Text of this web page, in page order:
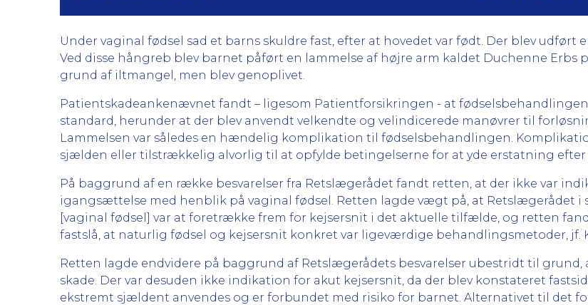
Under vaginal fødsel sad et barns skuldre fast, efter at hovedet var født. Der blev udført
Ved disse hångreb blev barnet påført en lammelse af højre arm kaldet Duchenne Erbs
grund af iltmangel, men blev genoplivet.
Patientskadeankenævnet fandt – ligesom Patientforsikringen - at
standard, herunder at der blev anvendt velkendte og velindicerede manøvrer til
Lammelsen var således en hændelig komplikation til fødselsbehandlingen.
sjælden eller tilstrækkelig alvorlig til at opfylde betingelserne for at yde erstatning efter
På baggrund af en række besvarelser fra Retslægerådet fandt retten, at der ikke var
igangsættelse med henblik på vaginal fødsel. Retten lagde vægt på, at Retslægerådet i
[vaginal fødsel] var at foretrække frem for kejsersnit i det aktuelle tilfælde, og retten
fastslå, at naturlig fødsel og kejsersnit konkret var ligeværdige behandlingsmetoder, jf.
Retten lagde endvidere på baggrund af Retslægerådets besvarelser ubestridt til grund,
skade. Der var desuden ikke indikation for akut kejsersnit, da der blev konstateret
ekstremt sjældent anvendes og er forbundet med risiko for barnet. Alternativet til det